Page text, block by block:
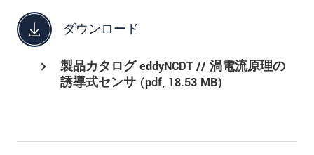
ダウンロード
製品カタログ eddyNCDT // 渦電流原理の
誘導式センサ (pdf, 18.53 MB)